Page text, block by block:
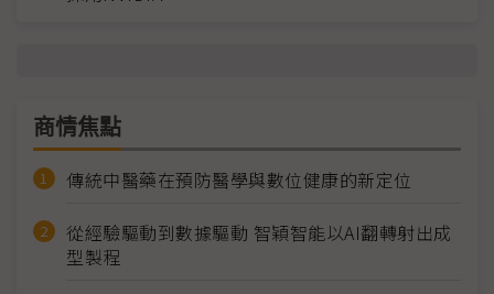
商情焦點
傳統中醫藥在預防醫學與數位健康的新定位
從經驗驅動到數據驅動 智穎智能以AI翻轉射出成
型製程